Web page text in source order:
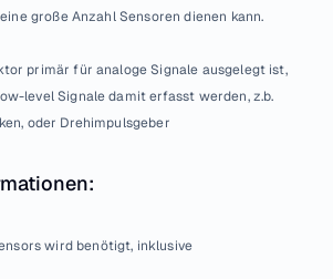
große Anzahl Sensoren dienen kann.
primär für analoge Signale ausgelegt ist,
level Signale damit erfasst werden, z.b.
oder Drehimpulsgeber
wird benötigt, inklusive